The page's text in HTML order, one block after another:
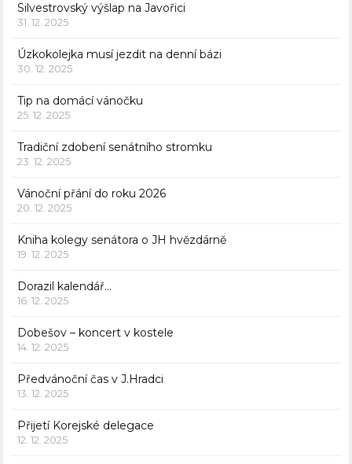
Silvestrovský výšlap na Javořici
31. 12. 2025
Úzkokolejka musí jezdit na denní bázi
30. 12. 2025
Tip na domácí vánočku
25. 12. 2025
Tradiční zdobení senátního stromku
23. 12. 2025
Vánoční přání do roku 2026
20. 12. 2025
Kniha kolegy senátora o JH hvězdárně
19. 12. 2025
Dorazil kalendář…
16. 12. 2025
Dobešov – koncert v kostele
14. 12. 2025
Předvánoční čas v J.Hradci
13. 12. 2025
Přijetí Korejské delegace
12. 12. 2025